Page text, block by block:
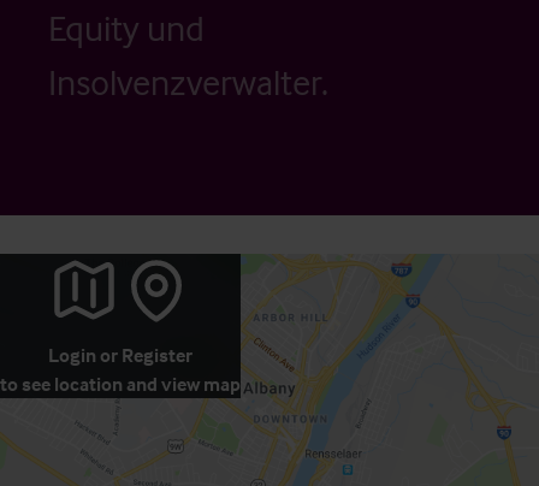
Equity und
Insolvenzverwalter.
Login or Register
to see location and view map